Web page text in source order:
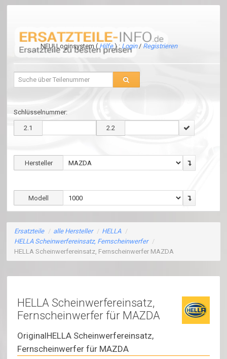
NEU! Loginsystem ( Hilfe) : Login / Registrieren
Schlüsselnummer:
2.1 2.2
Hersteller
Modell
Ersatzteile / alle Hersteller / HELLA /
HELLA Scheinwerfereinsatz, Fernscheinwerfer /
HELLA Scheinwerfereinsatz, Fernscheinwerfer MAZDA
HELLA Scheinwerfereinsatz,
Fernscheinwerfer für MAZDA
OriginalHELLA Scheinwerfereinsatz,
Fernscheinwerfer für MAZDA